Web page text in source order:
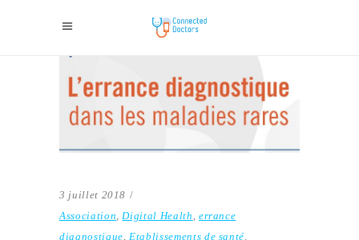
3 juillet 2018
Association Digital Health errance
diagnostique Etablissements de santé